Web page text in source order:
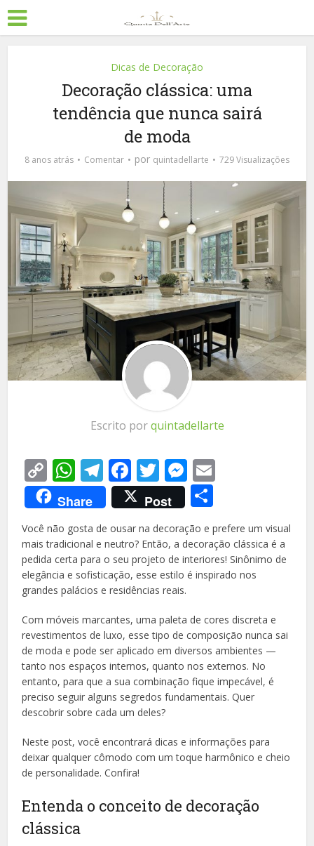
Dicas de Decoração
Decoração clássica: uma
tendência que nunca sairá
de moda
8 anos atrás Comentar por quintadellarte 729 Visualizações
Escrito porquintadellarte
Copy
Link
WhatsApp
Telegram
Facebook
TwitterMessenger
Share Post
Você não gosta de ousar na decoração e prefere um visual
mais tradicional e neutro? Então, a decoração clássica é a
pedida certa para o seu projeto de interiores! Sinônimo de
elegância e sofisticação, esse estilo é inspirado nos
grandes palácios e residências reais.
Com móveis marcantes, uma paleta de cores discreta e
revestimentos de luxo, esse tipo de composição nunca sai
de moda e pode ser aplicado em diversos ambientes —
tanto nos espaços internos, quanto nos externos. No
entanto, para que a sua combinação fique impecável, é
preciso seguir alguns segredos fundamentais. Quer
descobrir sobre cada um deles?
Neste post, você encontrará dicas e informações para
deixar qualquer cômodo com um toque harmônico e cheio
de personalidade. Confira!
Entenda o conceito de decoração
clássica